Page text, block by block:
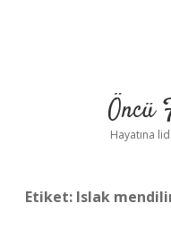
Öncü
Hayatına
Etiket: Islak